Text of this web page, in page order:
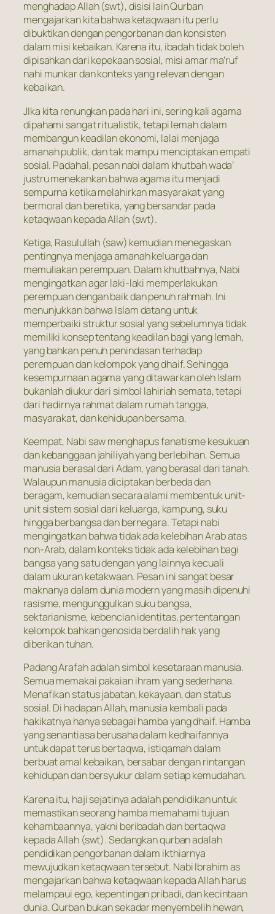
menghadap Allah (swt), disisi lain Qurban
mengajarkan kita bahwa ketaqwaan itu perlu
dibuktikan dengan pengorbanan dan konsisten
dalam misi kebaikan. Karena itu, ibadah tidak boleh
dipisahkan dari kepekaan sosial, misi amar ma’ruf
nahi munkar dan konteks yang relevan dengan
kebaikan.
JIka kita renungkan pada hari ini, sering kali agama
dipahami sangat ritualistik, tetapi lemah dalam
membangun keadilan ekonomi, lalai menjaga
amanah publik, dan tak mampu menciptakan empati
sosial. Padahal, pesan nabi dalam khutbah wada’
justru menekankan bahwa agama itu menjadi
sempurna ketika melahirkan masyarakat yang
bermoral dan beretika, yang bersandar pada
ketaqwaan kepada Allah (swt).
Ketiga, Rasulullah (saw) kemudian menegaskan
pentingnya menjaga amanah keluarga dan
memuliakan perempuan. Dalam khutbahnya, Nabi
mengingatkan agar laki-laki memperlakukan
perempuan dengan baik dan penuh rahmah. Ini
menunjukkan bahwa Islam datang untuk
memperbaiki struktur sosial yang sebelumnya tidak
memiliki konsep tentang keadilan bagi yang lemah,
yang bahkan penuh penindasan terhadap
perempuan dan kelompok yang dhaif. Sehingga
kesempurnaan agama yang ditawarkan oleh Islam
bukanlah diukur dari simbol lahiriah semata, tetapi
dari hadirnya rahmat dalam rumah tangga,
masyarakat, dan kehidupan bersama.
Keempat, Nabi saw menghapus fanatisme kesukuan
dan kebanggaan jahiliyah yang berlebihan. Semua
manusia berasal dari Adam, yang berasal dari tanah.
Walaupun manusia diciptakan berbeda dan
beragam, kemudian secara alami membentuk unit-
unit sistem sosial dari keluarga, kampung, suku
hingga berbangsa dan bernegara. Tetapi nabi
mengingatkan bahwa tidak ada kelebihan Arab atas
non-Arab, dalam konteks tidak ada kelebihan bagi
bangsa yang satu dengan yang lainnya kecuali
dalam ukuran ketakwaan. Pesan ini sangat besar
maknanya dalam dunia modern yang masih dipenuhi
rasisme, mengunggulkan suku bangsa,
sektarianisme, kebencian identitas, pertentangan
kelompok bahkan genosida berdalih hak yang
diberikan tuhan.
Padang Arafah adalah simbol kesetaraan manusia.
Semua memakai pakaian ihram yang sederhana.
Menafikan status jabatan, kekayaan, dan status
sosial. Di hadapan Allah, manusia kembali pada
hakikatnya hanya sebagai hamba yang dhaif. Hamba
yang senantiasa berusaha dalam kedhaifannya
untuk dapat terus bertaqwa, istiqamah dalam
berbuat amal kebaikan, bersabar dengan rintangan
kehidupan dan bersyukur dalam setiap kemudahan.
Karena itu, haji sejatinya adalah pendidikan untuk
memastikan seorang hamba memahami tujuan
kehambaannya, yakni beribadah dan bertaqwa
kepada Allah (swt). Sedangkan qurban adalah
pendidikan pengorbanan dalam ikthiarnya
mewujudkan ketaqwaan tersebut. Nabi Ibrahim as
mengajarkan bahwa ketaqwaan kepada Allah harus
melampaui ego, kepentingan pribadi, dan kecintaan
dunia. Qurban bukan sekadar menyembelih hewan,